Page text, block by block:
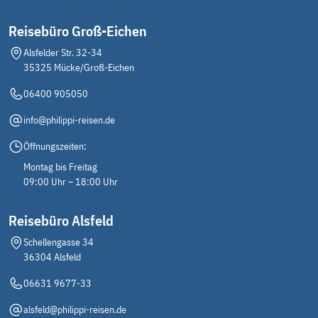
Reisebüro Groß-Eichen
Alsfelder Str. 32-34
35325 Mücke/Groß-Eichen
06400 905050
info@philippi-reisen.de
Öffnungszeiten:
Montag bis Freitag
09:00 Uhr – 18:00 Uhr
Reisebüro Alsfeld
Schellengasse 34
36304 Alsfeld
06631 9677-33
alsfeld@philippi-reisen.de